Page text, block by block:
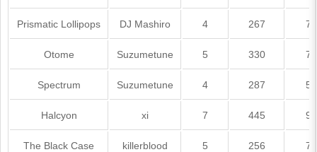
Prismatic Lollipops DJ Mashiro 4 267 7
Otome Suzumetune 5 330 7
Spectrum Suzumetune 4 287 5
Halcyon xi 7 445 9
The Black Case killerblood 5 256 7